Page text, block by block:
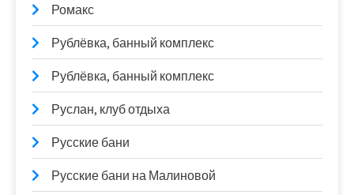
Ромакс
Рублёвка, банный комплекс
Рублёвка, банный комплекс
Руслан, клуб отдыха
Русские бани
Русские бани на Малиновой